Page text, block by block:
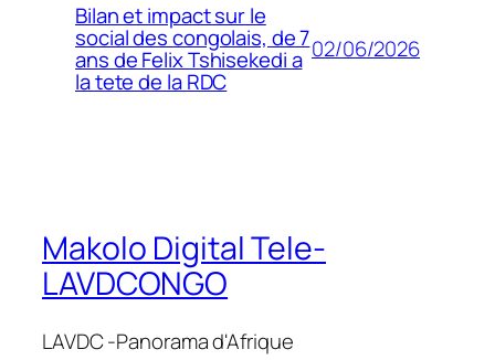
Bilan et impact sur le
social des congolais, de 7
ans de Felix Tshisekedi a
la tete de la RDC
02/06/2026
Makolo Digital Tele-
LAVDCONGO
LAVDC -Panorama d'Afrique